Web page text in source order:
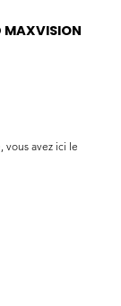
MAXVISION
vous avez ici le